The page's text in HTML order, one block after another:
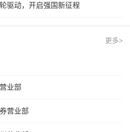
驱动，开启强国新征程
更多>
业部
营业部